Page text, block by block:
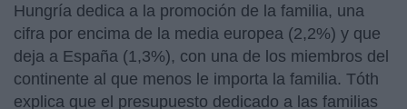
Hungría dedica a la promoción de la familia, una
cifra por encima de la media europea (2,2%) y que
deja a España (1,3%), con una de los miembros del
continente al que menos le importa la familia. Tóth
explica que el presupuesto dedicado a las familias